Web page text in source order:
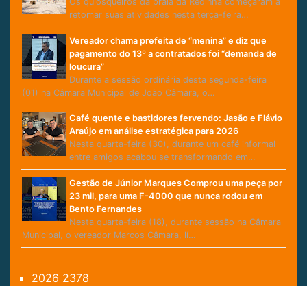
retomar suas atividades nesta terça-feira…
Vereador chama prefeita de “menina” e diz que
pagamento do 13º a contratados foi “demanda de
loucura”
Durante a sessão ordinária desta segunda-feira
(01) na Câmara Municipal de João Câmara, o…
Café quente e bastidores fervendo: Jasão e Flávio
Araújo em análise estratégica para 2026
Nesta quarta-feira (30), durante um café informal
entre amigos acabou se transformando em…
Gestão de Júnior Marques Comprou uma peça por
23 mil, para uma F-4000 que nunca rodou em
Bento Fernandes
Nesta quarta-feira (18), durante sessão na Câmara
Municipal, o vereador Marcos Câmara, lí…
2026 2378